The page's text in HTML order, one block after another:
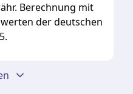
Berechnung mit
der deutschen